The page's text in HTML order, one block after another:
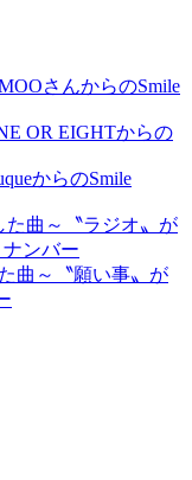
さんからのSmile
OR EIGHTからの
からのSmile
曲～〝ラジオ〟が
ンバー
曲～〝願い事〟が